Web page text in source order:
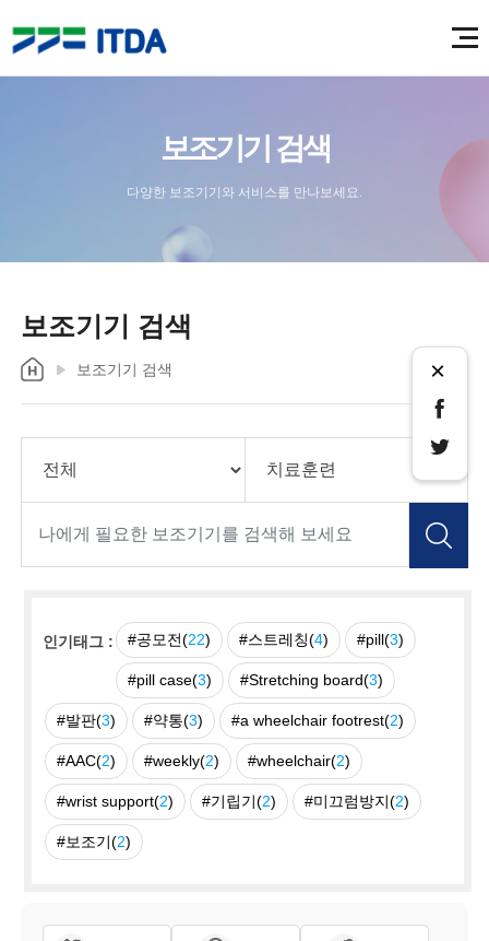
보조기기 검색
다양한 보조기기와 서비스를 만나보세요.
보조기기 검색
보조기기 검색 ×
인기태그 : #공모전(22) #스트레칭(4) #pill(3)
#pill case(3) #Stretching board(3)
#발판(3) #약통(3) #a wheelchair footrest(2)
#AAC(2) #weekly(2) #wheelchair(2)
#wrist support(2) #기립기(2) #미끄럼방지(2)
#보조기(2)